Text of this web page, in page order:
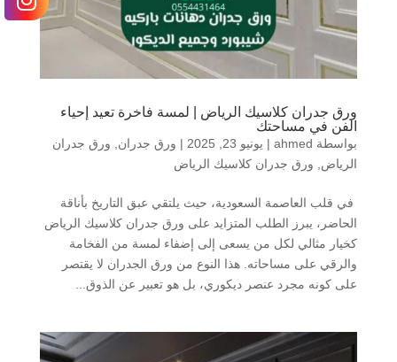
ورق جدران كلاسيك الرياض | لمسة فاخرة تعيد إحياء
الفن في مساحتك
بواسطة ahmed
| يونيو 23, 2025 | ورق جدران, ورق جدران
الرياض, ورق جدران كلاسيك الرياض
في قلب العاصمة السعودية، حيث يلتقي عبق التاريخ بأناقة
الحاضر، يبرز الطلب المتزايد على ورق جدران كلاسيك الرياض
كخيار مثالي لكل من يسعى إلى إضفاء لمسة من الفخامة
والرقي على مساحاته. هذا النوع من ورق الجدران لا يقتصر
على كونه مجرد عنصر ديكوري، بل هو تعبير عن الذوق...